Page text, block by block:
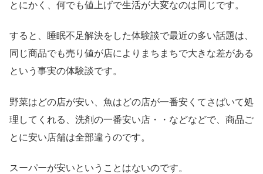
とにかく、何でも値上げで生活が大変なのは同じです。
すると、睡眠不足解決をした体験談で最近の多い話題は、
同じ商品でも売り値が店によりまちまちで大きな差がある
という事実の体験談です。
野菜はどの店が安い、魚はどの店が一番安くてさばいて処
理してくれる、洗剤の一番安い店・・などなどで、商品ご
とに安い店舗は全部違うのです。
スーパーが安いということはないのです。